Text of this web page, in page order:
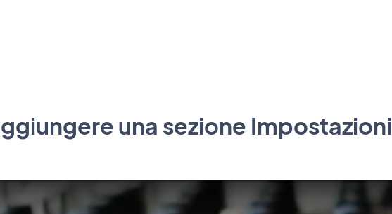
una sezione Impostazioni